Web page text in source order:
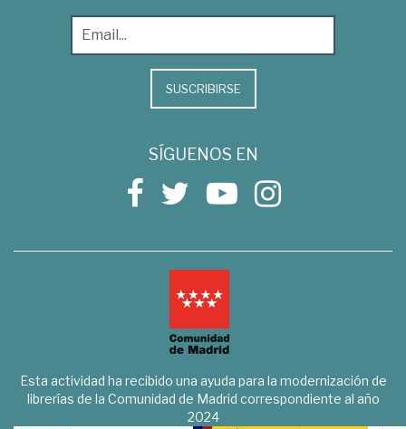
SUSCRIBIRSE
SÍGUENOS EN
Esta actividad ha recibido una ayuda para la modernización de
librerías de la Comunidad de Madrid correspondiente al año
2024